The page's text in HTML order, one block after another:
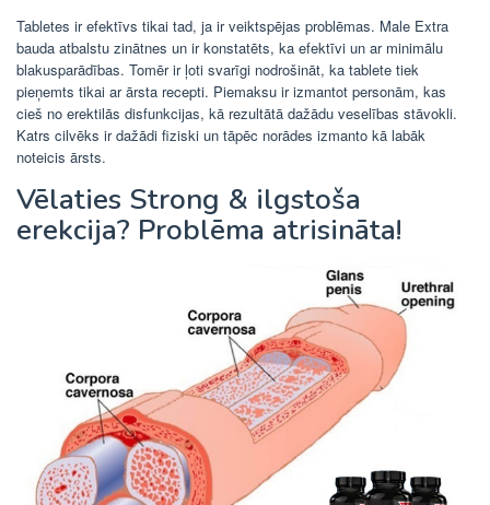
Tabletes ir efektīvs tikai tad, ja ir veiktspējas problēmas. Male Extra
bauda atbalstu zinātnes un ir konstatēts, ka efektīvi un ar minimālu
blakusparādības. Tomēr ir ļoti svarīgi nodrošināt, ka tablete tiek
pieņemts tikai ar ārsta recepti. Piemaksu ir izmantot personām, kas
cieš no erektilās disfunkcijas, kā rezultātā dažādu veselības stāvokli.
Katrs cilvēks ir dažādi fiziski un tāpēc norādes izmanto kā labāk
noteicis ārsts.
Vēlaties Strong & ilgstoša
erekcija? Problēma atrisināta!